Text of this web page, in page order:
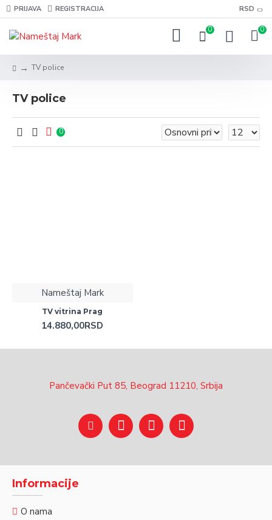
PRIJAVA REGISTRACIJA RSD
0 0
TV police
TV police
0
Nameštaj Mark
TV vitrina Prag
14.880,00RSD
Pančevački Put 85, Beograd 11210, Srbija
Informacije
O nama